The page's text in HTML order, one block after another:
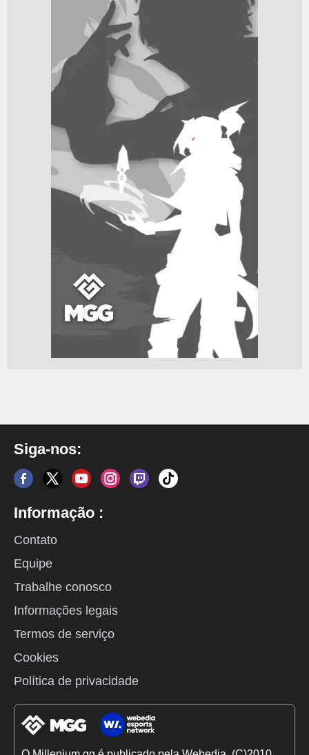
Siga-nos:
Informação :
Contato
Equipe
Trabalhe conosco
Informações legais
Termos de serviço
Cookies
Política de privacidade